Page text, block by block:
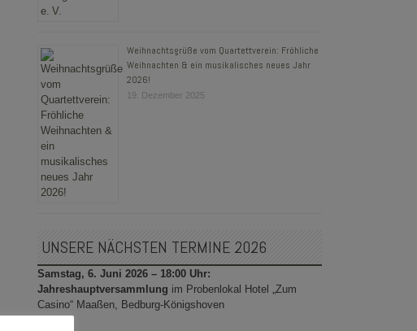
Weihnachtsgrüße vom Quartettverein: Fröhliche
Weihnachten & ein musikalisches neues Jahr
2026!
19. Dezember 2025
UNSERE NÄCHSTEN TERMINE 2026
Samstag, 6. Juni 2026 – 18:00 Uhr:
Jahreshauptversammlung im Probenlokal Hotel „Zum
Casino“ Maaßen, Bedburg-Königshoven